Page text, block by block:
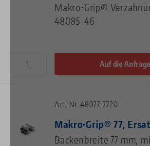
Makro•Grip®
48085-46
Auf die
Art.-Nr. 48077-7720
Makro•Grip® 77,
Backenbreite 77 mm,